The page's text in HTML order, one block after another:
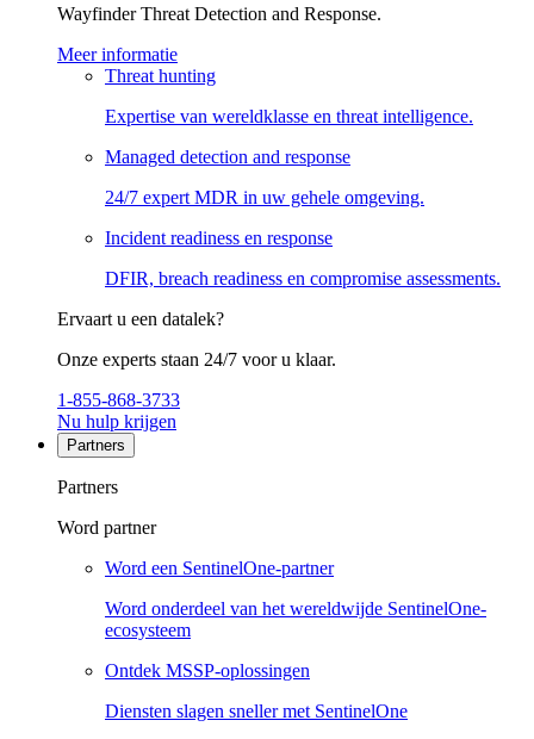
Wayfinder Threat Detection and Response.
Meer informatie
Threat hunting
Expertise van wereldklasse en threat intelligence.
Managed detection and response
24/7 expert MDR in uw gehele omgeving.
Incident readiness en response
DFIR, breach readiness en compromise assessments.
Ervaart u een datalek?
Onze experts staan 24/7 voor u klaar.
1-855-868-3733
Nu hulp krijgen
Partners
Partners
Word partner
Word een SentinelOne-partner
Word onderdeel van het wereldwijde SentinelOne-
ecosysteem
Ontdek MSSP-oplossingen
Diensten slagen sneller met SentinelOne